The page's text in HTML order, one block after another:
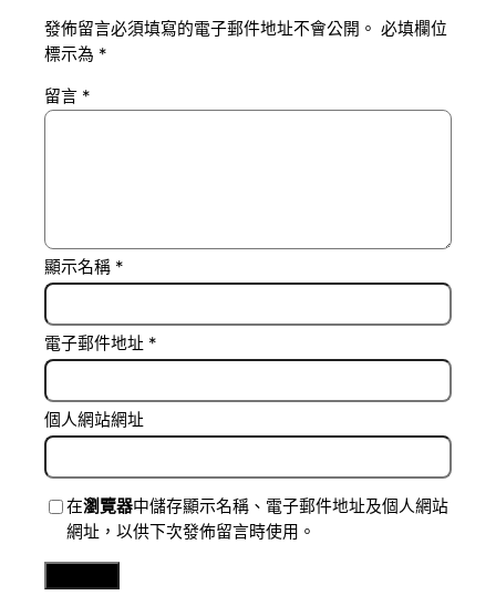
發佈留言必須填寫的電子郵件地址不會公開。 必填欄位
標示為 *
留言 *
顯示名稱 *
電子郵件地址 *
個人網站網址
在瀏覽器中儲存顯示名稱、電子郵件地址及個人網站
網址，以供下次發佈留言時使用。